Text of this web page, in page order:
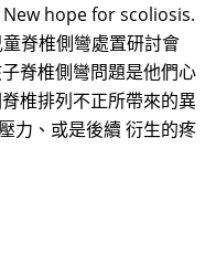
New hope for scoliosis.
脊椎側彎處置研討會
脊椎側彎問題是他們心
椎排列不正所帶來的異
力、或是後續 衍生的疼